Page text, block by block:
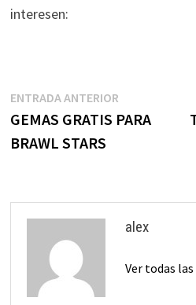
interesen:
Navegación
de
ENTRADA ANTERIOREntrada
anterior:
GEMAS GRATIS PARA
BRAWL STARS
alex
Ver todas